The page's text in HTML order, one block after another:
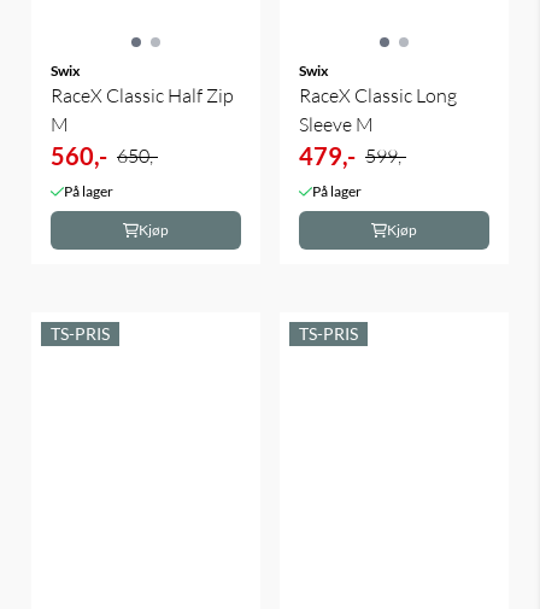
Swix
RaceX Classic Half Zip
M
560,- 650,-
På lager
Kjøp
Swix
RaceX Classic Long
Sleeve M
479,- 599,-
På lager
Kjøp